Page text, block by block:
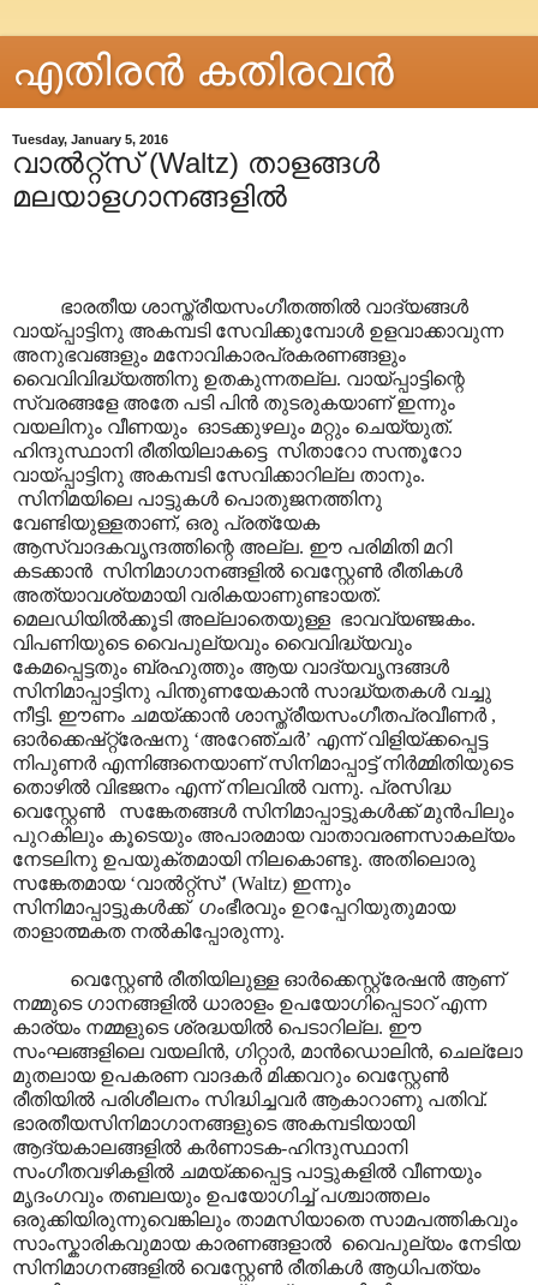
എതിരന്‍ കതിരവന്‍
Tuesday, January 5, 2016
വാൽറ്റ്സ് (Waltz) താളങ്ങൾ
മലയാളഗാനങ്ങളിൽ
ഭാരതീയ ശാസ്ത്രീയസംഗീതത്തിൽ വാദ്യങ്ങൾ
വായ്പ്പാട്ടിനു അകമ്പടി സേവിക്കുമ്പോൾ ഉളവാക്കാവുന്ന
അനുഭവങ്ങളും മനോവികാരപ്രകരണങ്ങളും
വൈവിവിദ്ധ്യത്തിനു ഉതകുന്നതല്ല. വായ്പ്പാട്ടിന്റെ
സ്വരങ്ങളേ അതേ പടി പിൻ തുടരുകയാണ് ഇന്നും
വയലിനും വീണയും ഓടക്കുഴലും മറ്റും ചെയ്യുത്.
ഹിന്ദുസ്ഥാനി രീതിയിലാകട്ടെ സിതാറോ സന്തൂറോ
വായ്പ്പാട്ടിനു അകമ്പടി സേവിക്കാറില്ല താനും.
സിനിമയിലെ പാട്ടുകൾ പൊതുജനത്തിനു
വേണ്ടിയുള്ളതാണ്, ഒരു പ്രത്യേക
ആസ്വാദകവൃന്ദത്തിന്റെ അല്ല. ഈ പരിമിതി മറി
കടക്കാൻ സിനിമാഗാനങ്ങളിൽ വെസ്റ്റേൺ രീതികൾ
അത്യാവശ്യമായി വരികയാണുണ്ടായത്.
മെലഡിയിൽക്കൂടി അല്ലാതെയുള്ള ഭാവവ്യഞ്ജകം.
വിപണിയുടെ വൈപുല്യവും വൈവിദ്ധ്യവും
കേമപ്പെട്ടതും ബ്രഹുത്തും ആയ വാദ്യവൃന്ദങ്ങൾ
സിനിമാപ്പാട്ടിനു പിന്തുണയേകാൻ സാദ്ധ്യതകൾ വച്ചു
നീട്ടി. ഈണം ചമയ്ക്കാൻ ശാസ്ത്രീയസംഗീതപ്രവീണർ ,
ഓർക്കെഷ്റ്റ്രേഷനു ‘അറേഞ്ചർ’ എന്ന് വിളിയ്ക്കപ്പെട്ട
നിപുണർ എന്നിങ്ങനെയാണ് സിനിമാപ്പാട്ട് നിർമ്മിതിയുടെ
തൊഴിൽ വിഭജനം എന്ന് നിലവിൽ വന്നു. പ്രസിദ്ധ
വെസ്റ്റേൺ സങ്കേതങ്ങൾ സിനിമാപ്പാട്ടുകൾക്ക് മുൻപിലും
പുറകിലും കൂടെയും അപാരമായ വാതാവരണസാകല്യം
നേടലിനു ഉപയുക്തമായി നിലകൊണ്ടു. അതിലൊരു
സങ്കേതമായ ‘വാൽറ്റ്സ്’ (Waltz) ഇന്നും
സിനിമാപ്പാട്ടുകൾക്ക് ഗംഭീരവും ഉറപ്പേറിയുതുമായ
താളാത്മകത നൽകിപ്പോരുന്നു.
വെസ്റ്റേൺ രീതിയിലുള്ള ഓർക്കെസ്റ്റ്രേഷൻ ആണ്
നമ്മുടെ ഗാനങ്ങളിൽ ധാരാളം ഉപയോഗിപ്പെടാറ്‌ എന്ന
കാര്യം നമ്മളുടെ ശ്രദ്ധയിൽ പെടാറില്ല. ഈ
സംഘങ്ങളിലെ വയലിൻ, ഗിറ്റാർ, മാൻഡൊലിൻ, ചെല്ലോ
മുതലായ ഉപകരണ വാദകർ മിക്കവറും വെസ്റ്റേൺ
രീതിയിൽ പരിശീലനം സിദ്ധിച്ചവർ ആകാറാണു പതിവ്.
ഭാരതീയസിനിമാഗാനങ്ങളുടെ അകമ്പടിയായി
ആദ്യകാലങ്ങളിൽ കർണാടക-ഹിന്ദുസ്ഥാനി
സംഗീതവഴികളിൽ ചമയ്ക്കപ്പെട്ട പാട്ടുകളിൽ വീണയും
മൃദംഗവും തബലയും ഉപയോഗിച്ച് പശ്ചാത്തലം
ഒരുക്കിയിരുന്നുവെങ്കിലും താമസിയാതെ സാമപത്തികവും
സാംസ്കാരികവുമായ കാരണങ്ങളാൽ വൈപുല്യം നേടിയ
സിനിമാഗനങ്ങളിൽ വെസ്റ്റേൺ രീതികൾ ആധിപത്യം